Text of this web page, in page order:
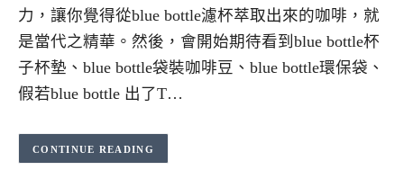
力，讓你覺得從blue bottle濾杯萃取出來的咖啡，就
是當代之精華。然後，會開始期待看到blue bottle杯
子杯墊、blue bottle袋裝咖啡豆、blue bottle環保袋、
假若blue bottle 出了T…
CONTINUE READING